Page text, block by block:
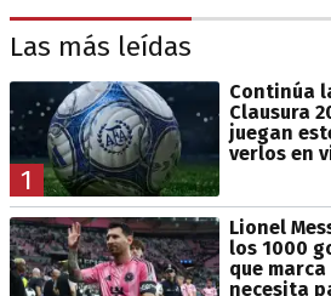
Las más leídas
1
Continúa
Clausura
juegan
verlos en
Lionel
los 1000
que
necesita